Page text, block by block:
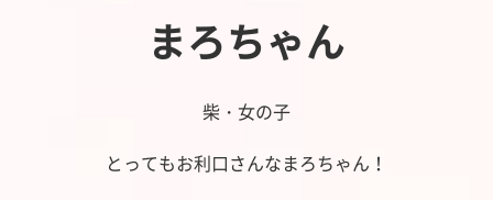
まろちゃん
柴・女の子
とってもお利口さんなまろちゃん！